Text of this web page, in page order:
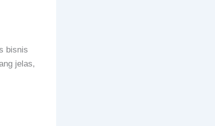
bisnis
jelas,